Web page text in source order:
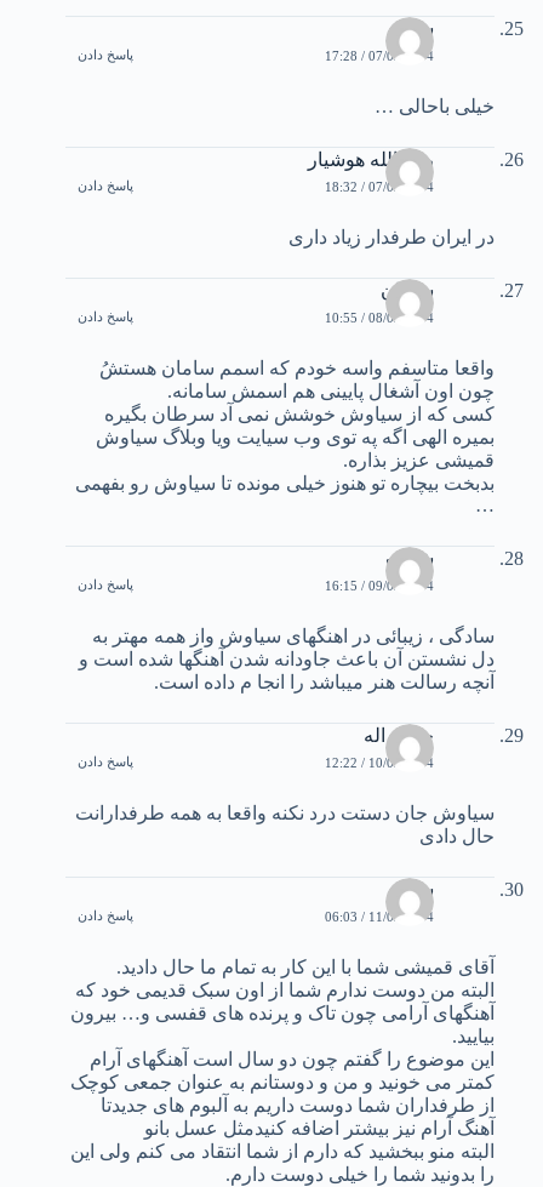
سعید
07/02/2004 / 17:28 پاسخ دادن
خيلی باحالی …
روح الله هوشیار
07/02/2004 / 18:32 پاسخ دادن
در ایران طرفدار زیاد داری
سامان
08/02/2004 / 10:55 پاسخ دادن
واقعا متاسفم واسه خودم که اسمم سامان هستشُ
چون اون آشغال پايينی هم اسمش سامانه.
کسی که از سياوش خوشش نمی آد سرطان بگيره
بميره الهی اگه په توی وب سيايت ويا وبلاگ سياوش
قميشی عزيز بذاره.
بدبخت بيچاره تو هنوز خيلی مونده تا سياوش رو بفهمی
…
شهاب
09/02/2004 / 16:15 پاسخ دادن
سادگی ، زیبائی در اهنگهای سیاوش واز همه مهتر به
دل نشستن آن باعث جاودانه شدن آهنگها شده است و
آنچه رسالت هنر میباشد را انجا م داده است.
حجت اله
10/02/2004 / 12:22 پاسخ دادن
سیاوش جان دستت درد نکنه واقعا به همه طرفدارانت
حال دادی
سجاد
11/02/2004 / 06:03 پاسخ دادن
آقای قمیشی شما با این کار به تمام ما حال دادید.
البته من دوست ندارم شما از اون سبک قدیمی خود که
آهنگهای آرامی چون تاک و پرنده های قفسی و… بیرون
بیایید.
این موضوع را گفتم چون دو سال است آهنگهای آرام
کمتر می خونید و من و دوستانم به عنوان جمعی کوچک
از طرفداران شما دوست داریم به آلبوم های جدیدتا
آهنگ آرام نیز بیشتر اضافه کنیدمثل عسل بانو
البته منو ببخشید که دارم از شما انتقاد می کنم ولی این
را بدونید شما را خیلی دوست دارم.